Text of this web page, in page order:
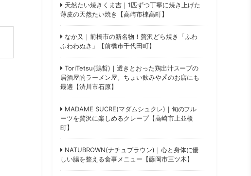
天然たい焼きくま吉｜1匹ずつ丁寧に焼き上げた
薄皮の天然たい焼き【高崎市棟高町】
なか又｜前橋市の新名物！贅沢どら焼き「ふわ
ふわわぬき」【前橋市千代田町】
ToriTetsu(鶏哲)｜透きとおった鶏出汁スープの
居酒屋的ラーメン屋。ちょい飲みや〆のお店にも
最適【渋川市石原】
MADAME SUCRE(マダムシュクレ)｜旬のフル
ーツを贅沢に楽しめるクレープ【高崎市上並榎
町】
NATUBROWN(ナチュブラウン)｜心と身体に優
しい腸を整える食事メニュー【藤岡市三ツ木】